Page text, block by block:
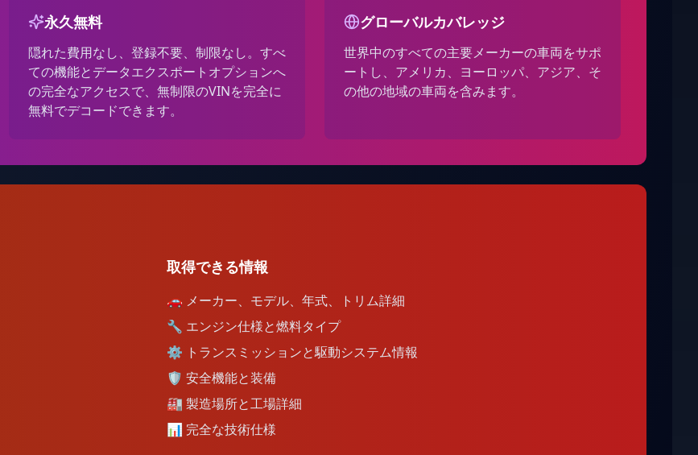
永久無料
隠れた費用なし、登録不要、制限なし。すべ
ての機能とデータエクスポートオプションへ
の完全なアクセスで、無制限のVINを完全に
無料でデコードできます。
グローバルカバレッジ
世界中のすべての主要メーカーの車両をサポ
ートし、アメリカ、ヨーロッパ、アジア、そ
の他の地域の車両を含みます。
取得できる情報
🚗 メーカー、モデル、年式、トリム詳細
🔧 エンジン仕様と燃料タイプ
⚙️ トランスミッションと駆動システム情報
🛡️ 安全機能と装備
🏭 製造場所と工場詳細
📊 完全な技術仕様